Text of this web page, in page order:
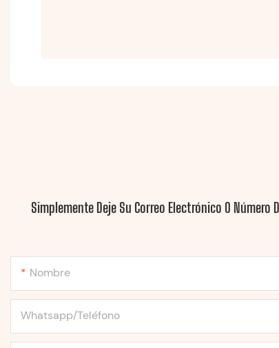
Simplemente Deje Su Correo Electrónico O Número
Nombre
Whatsapp/Teléfono